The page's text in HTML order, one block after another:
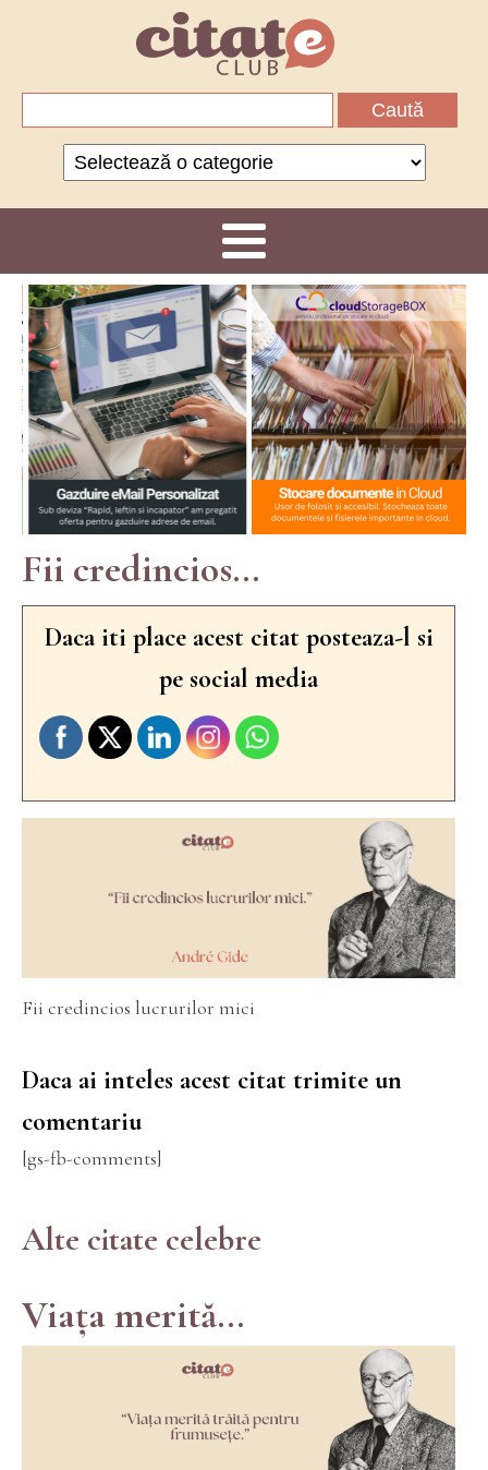
Categorii
Fii credincios...
Daca iti place acest citat posteaza-l si
pe social media
Fii credincios lucrurilor mici
Daca ai inteles acest citat trimite un
comentariu
[gs-fb-comments]
Alte citate celebre
Viața merită...